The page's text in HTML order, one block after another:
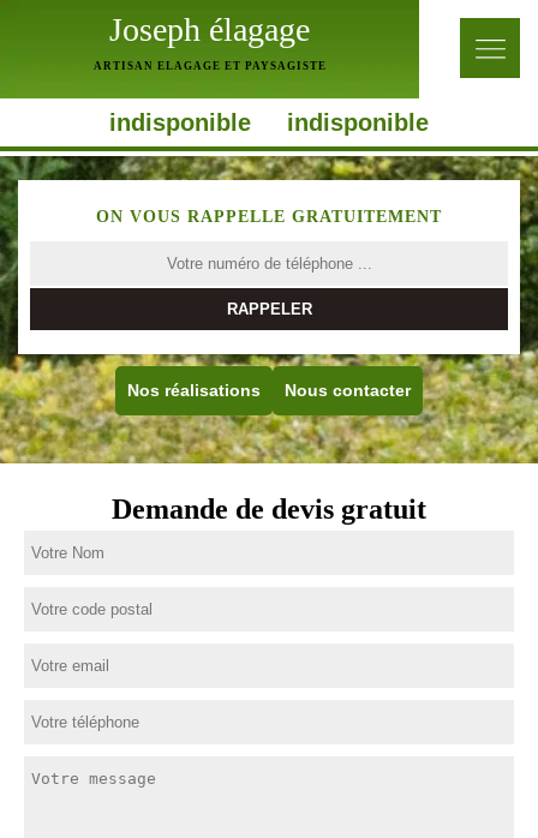
Joseph élagage
ARTISAN ELAGAGE ET PAYSAGISTE
indisponible indisponible
ON VOUS RAPPELLE GRATUITEMENT
Nos réalisations Nous contacter
Demande de devis gratuit